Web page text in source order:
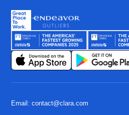
Email: contact@clara.com